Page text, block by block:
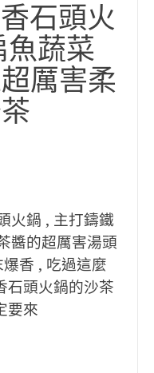
石頭火
魚蔬菜
厲害柔
火鍋 , 主打鑄鐵
醬的超厲害湯頭
香 , 吃過這麼
石頭火鍋的沙茶
要來